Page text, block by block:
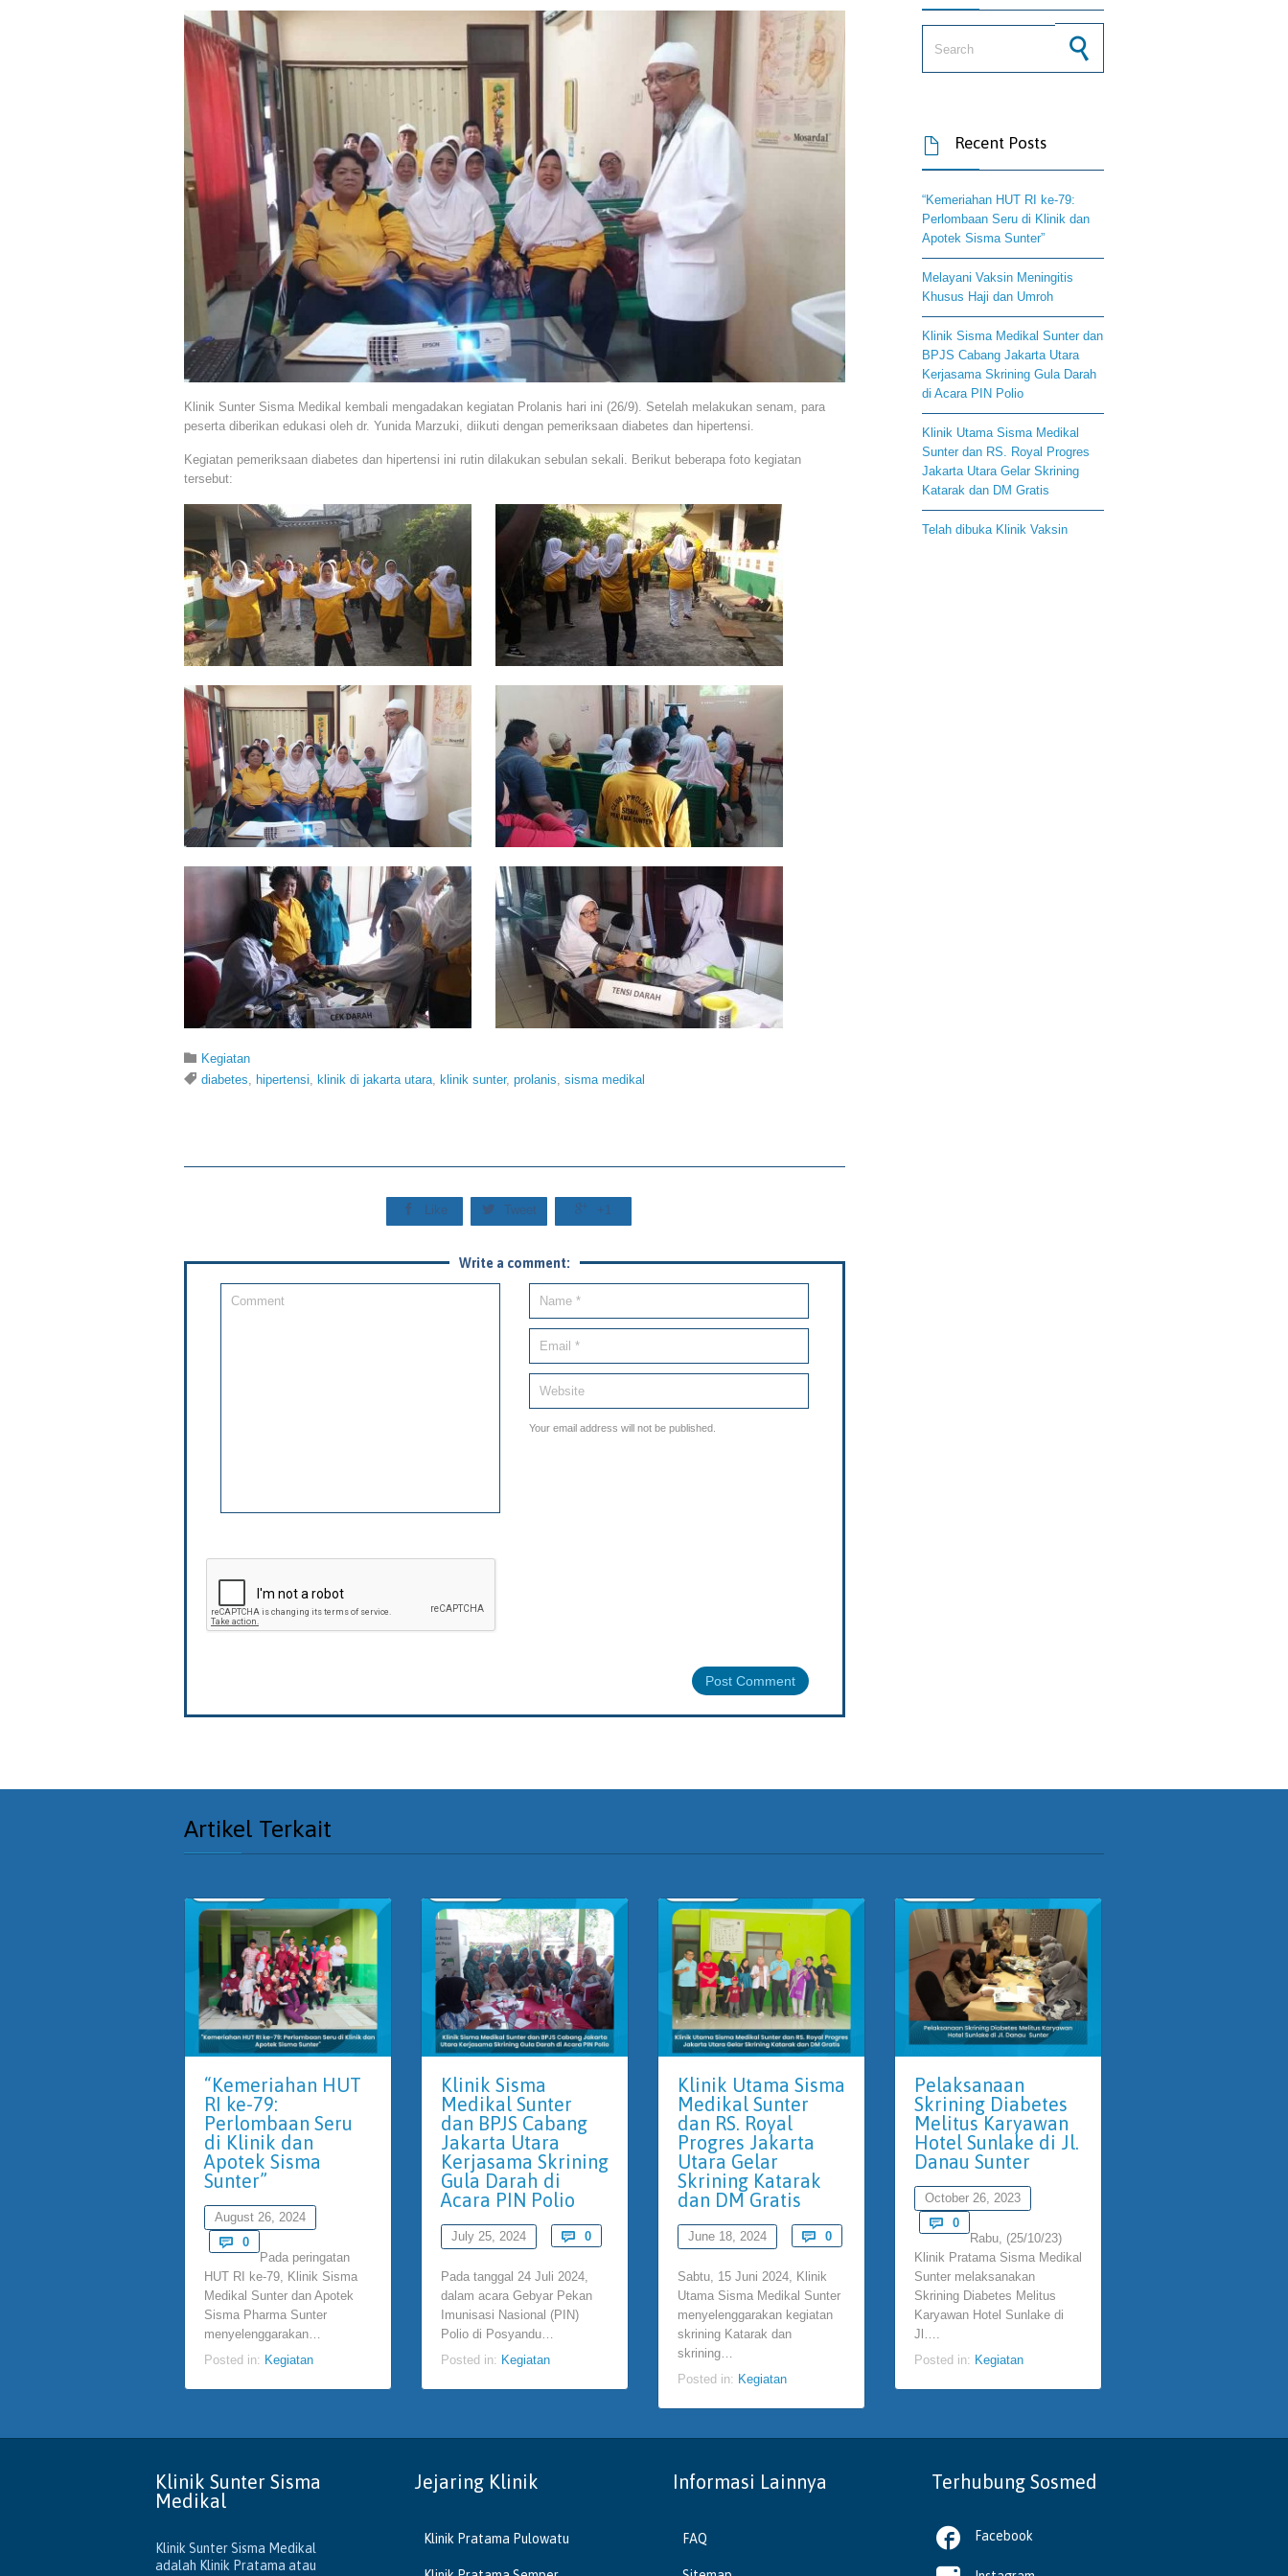
Klinik Sunter Sisma Medikal kembali mengadakan kegiatan Prolanis hari ini (26/9). Setelah melakukan senam, para
peserta diberikan edukasi oleh dr. Yunida Marzuki, diikuti dengan pemeriksaan diabetes dan hipertensi.
Kegiatan pemeriksaan diabetes dan hipertensi ini rutin dilakukan sebulan sekali. Berikut beberapa foto kegiatan
tersebut:
 Category
Kegiatan
 Tags
diabetes hipertensi klinik di jakarta utara klinik sunter, prolanis sisma medikal
 Like  Tweet  +1
Write a comment:
Your email address will not be published.
 Recent Posts
“Kemeriahan HUT RI ke-79:
Perlombaan Seru di Klinik dan
Apotek Sisma Sunter”
Melayani Vaksin Meningitis
Khusus Haji dan Umroh
Klinik Sisma Medikal Sunter dan
BPJS Cabang Jakarta Utara
Kerjasama Skrining Gula Darah
di Acara PIN Polio
Klinik Utama Sisma Medikal
Sunter dan RS. Royal Progres
Jakarta Utara Gelar Skrining
Katarak dan DM Gratis
Telah dibuka Klinik Vaksin
Artikel Terkait
“Kemeriahan HUT
RI ke-79:
Perlombaan Seru
di Klinik dan
Apotek Sisma
Sunter”
August 26, 2024

0Comments
Pada peringatan
HUT RI ke-79, Klinik Sisma
Medikal Sunter dan Apotek
Sisma Pharma Sunter
menyelenggarakan…
Posted in: Kegiatan
Klinik Sisma
Medikal Sunter
dan BPJS Cabang
Jakarta Utara
Kerjasama Skrining
Gula Darah di
Acara PIN Polio
July 25, 2024  0Comments
Pada tanggal 24 Juli 2024,
dalam acara Gebyar Pekan
Imunisasi Nasional (PIN)
Polio di Posyandu…
Posted in: Kegiatan
Klinik Utama Sisma
Medikal Sunter
dan RS. Royal
Progres Jakarta
Utara Gelar
Skrining Katarak
dan DM Gratis
June 18, 2024  0Comments
Sabtu, 15 Juni 2024, Klinik
Utama Sisma Medikal Sunter
menyelenggarakan kegiatan
skrining Katarak dan
skrining…
Posted in: Kegiatan
Pelaksanaan
Skrining Diabetes
Melitus Karyawan
Hotel Sunlake di Jl.
Danau Sunter
October 26, 2023

0Comments
Rabu, (25/10/23)
Klinik Pratama Sisma Medikal
Sunter melaksanakan
Skrining Diabetes Melitus
Karyawan Hotel Sunlake di
Jl….
Posted in: Kegiatan
Klinik Sunter Sisma
Medikal
Klinik Sunter Sisma Medikal
adalah Klinik Pratama atau
Jejaring Klinik
Klinik Pratama Pulowatu
Informasi Lainnya
FAQ
Terhubung Sosmed
 Facebook